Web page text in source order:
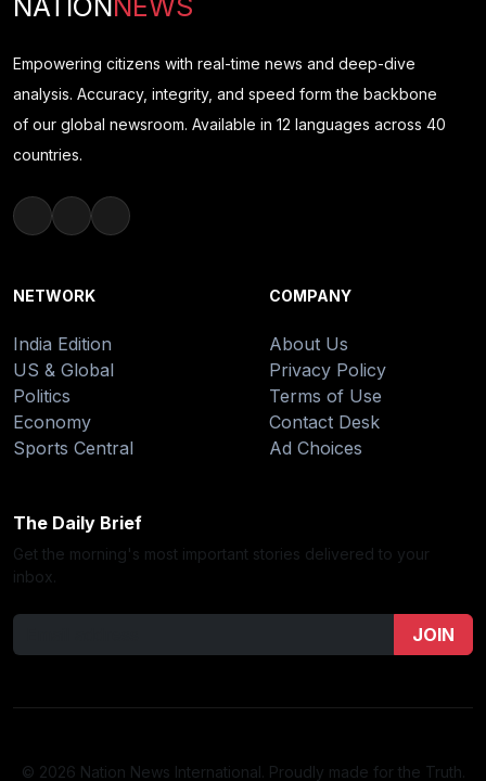
NATIONNEWS
Empowering citizens with real-time news and deep-dive
analysis. Accuracy, integrity, and speed form the backbone
of our global newsroom. Available in 12 languages across 40
countries.
NETWORK
India Edition
US & Global
Politics
Economy
Sports Central
COMPANY
About Us
Privacy Policy
Terms of Use
Contact Desk
Ad Choices
The Daily Brief
Get the morning's most important stories delivered to your
inbox.
JOIN
© 2026 Nation News International. Proudly made for the Truth.